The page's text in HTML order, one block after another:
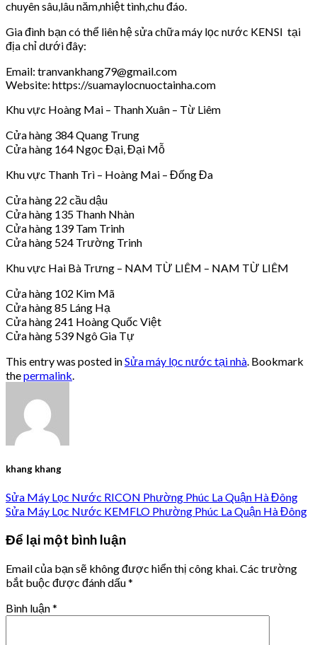
chuyên sâu,lâu năm,nhiệt tình,chu đáo.
Gia đình bạn có thể liên hệ sửa chữa máy lọc nước KENSI tại
địa chỉ dưới đây:
Email: tranvankhang79@gmail.com
Website: https://suamaylocnuoctainha.com
Khu vực Hoàng Mai – Thanh Xuân – Từ Liêm
Cửa hàng 384 Quang Trung
Cửa hàng 164 Ngọc Đại, Đại Mỗ
Khu vực Thanh Trì – Hoàng Mai – Đống Đa
Cửa hàng 22 cầu dậu
Cửa hàng 135 Thanh Nhàn
Cửa hàng 139 Tam Trinh
Cửa hàng 524 Trường Trinh
Khu vực Hai Bà Trưng – NAM TỪ LIÊM – NAM TỪ LIÊM
Cửa hàng 102 Kim Mã
Cửa hàng 85 Láng Hạ
Cửa hàng 241 Hoàng Quốc Việt
Cửa hàng 539 Ngô Gia Tự
This entry was posted inSửa máy lọc nước tại nhà . Bookmark
thepermalink
khang khang
Sửa Máy Lọc Nước RICON Phường Phúc La Quận Hà Đông
Sửa Máy Lọc Nước KEMFLO Phường Phúc La Quận Hà Đông
Để lại một bình luận
Email của bạn sẽ không được hiển thị công khai. Các trường
bắt buộc được đánh dấu*
Bình luận*